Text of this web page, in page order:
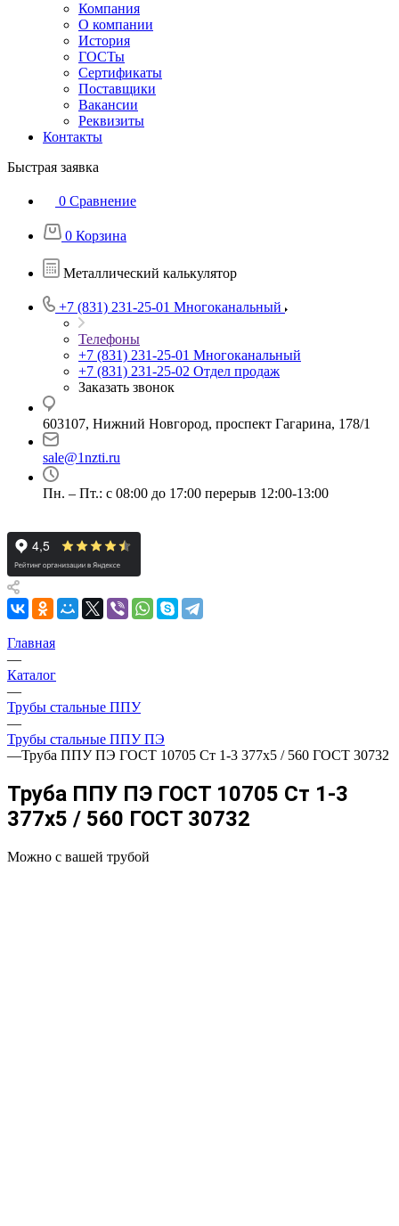
Компания
О компании
История
ГОСТы
Сертификаты
Поставщики
Вакансии
Реквизиты
Контакты
Быстрая заявка
0 Сравнение
0 Корзина
Металлический калькулятор
+7 (831) 231-25-01 Многоканальный
Телефоны
+7 (831) 231-25-01 Многоканальный
+7 (831) 231-25-02 Отдел продаж
Заказать звонок
603107, Нижний Новгород, проспект Гагарина, 178/1
sale@1nzti.ru
Пн. – Пт.: с 08:00 до 17:00 перерыв 12:00-13:00
Главная
—
Каталог
—
Трубы стальные ППУ
—
Трубы стальные ППУ ПЭ
—Труба ППУ ПЭ ГОСТ 10705 Ст 1-3 377x5 / 560 ГОСТ 30732
Труба ППУ ПЭ ГОСТ 10705 Ст 1-3
377x5 / 560 ГОСТ 30732
Можно с вашей трубой